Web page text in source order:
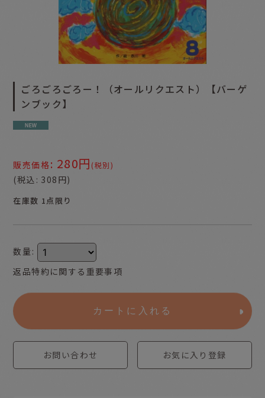
ごろごろごろー！（オールリクエスト）【バーゲ
ンブック】
販売価格: 280円 (税別)
(税込 : 308 円)
在庫数 1点限り
数量 :
返品特約に関する重要事項
カートに入れる
お問い合わせ お気に入り登録